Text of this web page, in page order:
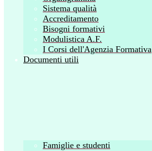
Sistema qualità
Accreditamento
Bisogni formativi
Modulistica A.F.
I Corsi dell'Agenzia Formativa
Documenti utili
Famiglie e studenti